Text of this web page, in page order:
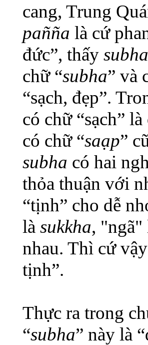
cang, Trung
pañña là cứ
đức”, thấy subha
chữ “subha” và
“sạch, đẹp”.
có chữ “sạch”
có chữ “saạp”
subha có hai
thỏa thuận với
“tịnh” cho dễ
là sukkha, "ngã"
nhau. Thì cứ
tịnh”.
Thực ra trong
“subha” này là